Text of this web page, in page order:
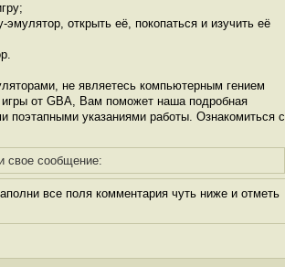
открыть её, покопаться и изучить её
не являетесь компьютерным гением
игры от GBА, Вам поможет наша подробная
поэтапными указаниями работы. Ознакомиться с
свое сообщение:
все поля комментария чуть ниже и отметь